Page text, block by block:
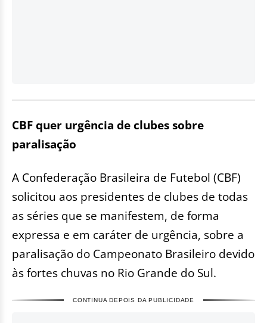
CBF quer urgência de clubes sobre
paralisação
A Confederação Brasileira de Futebol (CBF)
solicitou aos presidentes de clubes de todas
as séries que se manifestem, de forma
expressa e em caráter de urgência, sobre a
paralisação do Campeonato Brasileiro devido
às fortes chuvas no Rio Grande do Sul.
CONTINUA DEPOIS DA PUBLICIDADE